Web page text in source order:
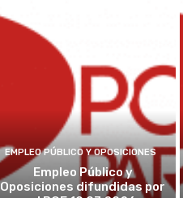
EMPLEO PÚBLICO Y OPOSICIONES
Empleo Público y
Oposiciones difundidas por